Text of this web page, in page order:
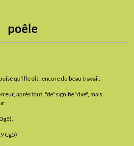
poêle
qu'il le dit : encore du beau travail.
après tout, "de" signifie "dxe", mais
Cg5)